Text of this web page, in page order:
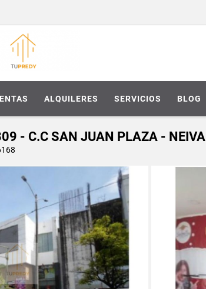
ALQUILERES SERVICIOS BLOG
- C.C SAN JUAN PLAZA - NEIVA